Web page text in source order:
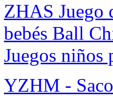
ZHAS Juego
bebés Ball
Juegos niños
YZHM -